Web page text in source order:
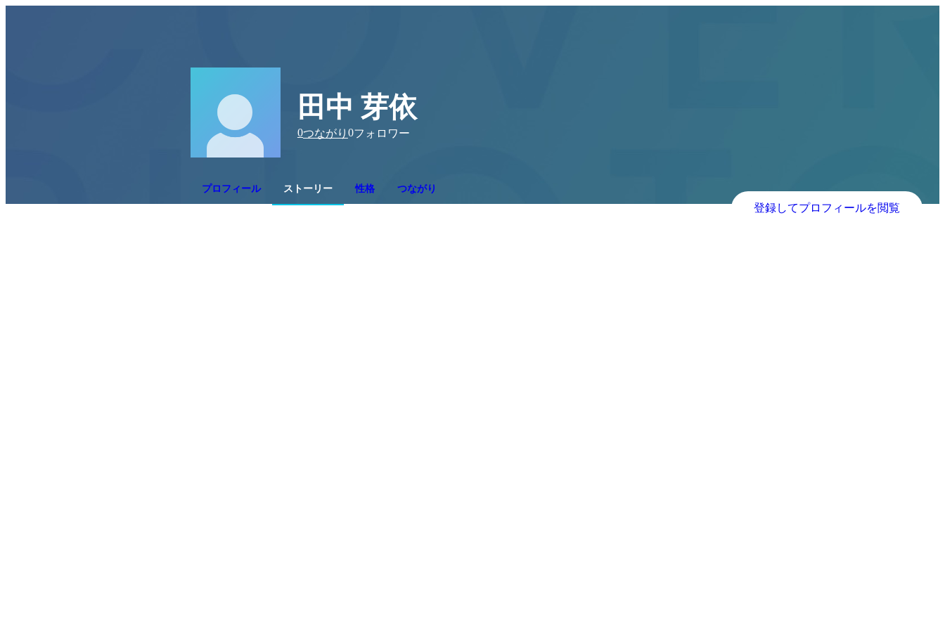
田中 芽依
0つながり 0フォロワー
プロフィール ストーリー 性格 つながり
登録してプロフィールを閲覧